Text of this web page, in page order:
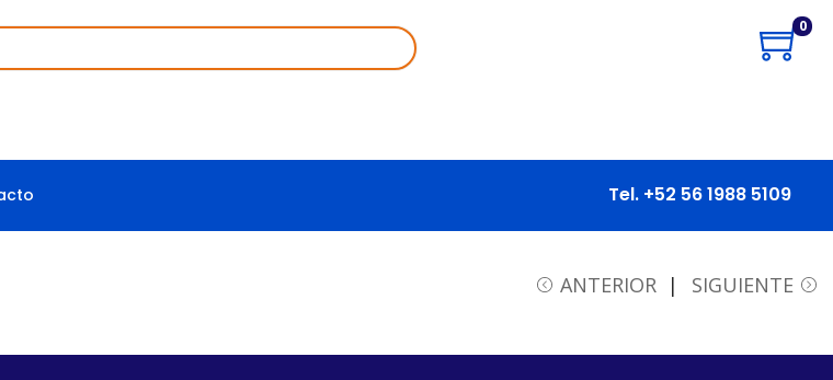
0
Tel. +52 56 1988 5109
ANTERIOR SIGUIENTE